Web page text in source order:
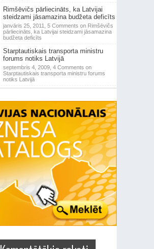
Rimšēvičs pārliecināts, ka Latvijai
steidzami jāsamazina budžeta deficīts
janvāris 25, 2011, 5 Comments on Rimšēvičs
pārliecināts, ka Latvijai steidzami jāsamazina
budžeta deficīts
Starptautiskais transporta ministru
forums notiks Latvijā
septembris 4, 2009, 4 Comments on
Starptautiskais transporta ministru forums
notiks Latvijā